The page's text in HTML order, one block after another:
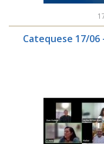
Catequese 17/06